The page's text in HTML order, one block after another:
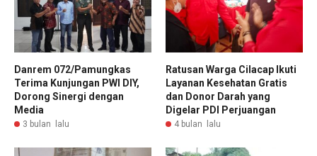
Danrem 072/Pamungkas
Terima Kunjungan PWI DIY,
Dorong Sinergi dengan
Media
3 bulan lalu
Ratusan Warga Cilacap Ikuti
Layanan Kesehatan Gratis
dan Donor Darah yang
Digelar PDI Perjuangan
4 bulan lalu